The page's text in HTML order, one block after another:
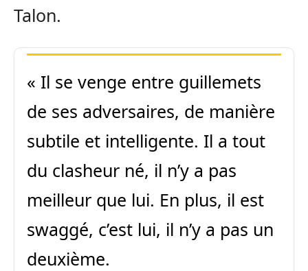
Talon.
« Il se venge entre guillemets
de ses adversaires, de manière
subtile et intelligente. Il a tout
du clasheur né, il n’y a pas
meilleur que lui. En plus, il est
swaggé, c’est lui, il n’y a pas un
deuxième.